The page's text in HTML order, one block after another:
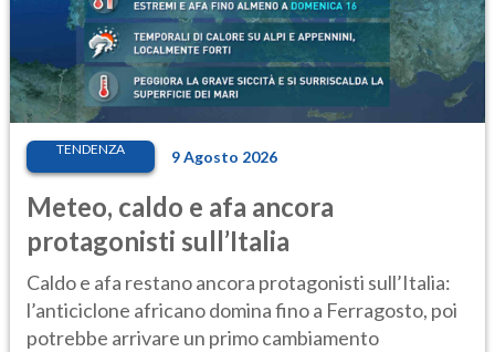
TENDENZA 9 Agosto 2026
Meteo, caldo e afa ancora
protagonisti sull’Italia
Caldo e afa restano ancora protagonisti sull’Italia:
l’anticiclone africano domina fino a Ferragosto, poi
potrebbe arrivare un primo cambiamento